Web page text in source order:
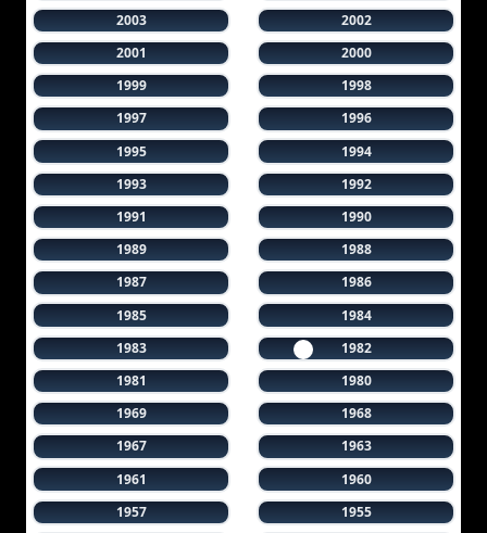
2003
2002
2001
2000
1999
1998
1997
1996
1995
1994
1993
1992
1991
1990
1989
1988
1987
1986
1985
1984
1983
1982
1981
1980
1969
1968
1967
1963
1961
1960
1957
1955